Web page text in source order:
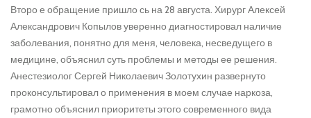
Второ е обращение пришло сь на 28 августа. Хирург Алексей
Александрович Копылов уверенно диагностировал наличие
заболевания, понятно для меня, человека, несведущего в
медицине, объяснил суть проблемы и методы ее решения.
Анестезиолог Сергей Николаевич Золотухин развернуто
проконсультировал о применения в моем случае наркоза,
грамотно объяснил приоритеты этого современного вида